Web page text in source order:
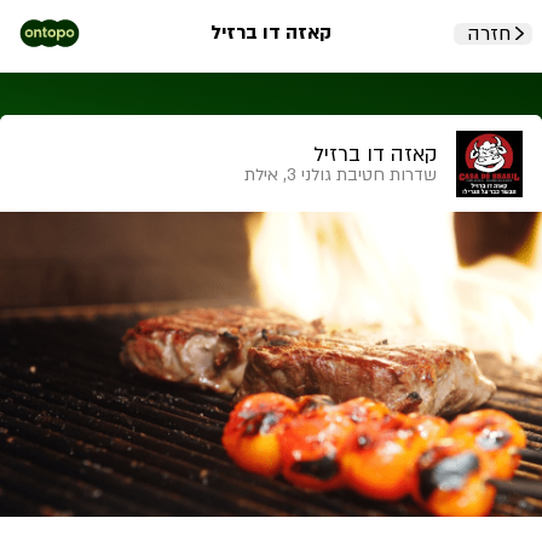
חזרה קאזה דו ברזיל
קאזה דו ברזיל
שדרות חטיבת גולני 3, אילת